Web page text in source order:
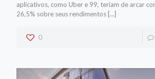
aplicativos, como Uber e 99, teriam de arcar
26,5% sobre seus rendimentos […]
0